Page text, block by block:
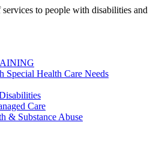
to people with disabilities and
Special Health Care Needs
Care
& Substance Abuse